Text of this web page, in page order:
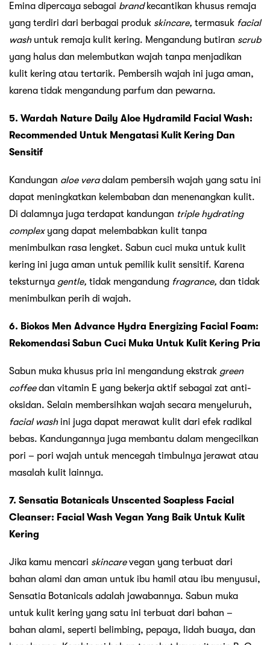
Emina dipercaya sebagai brand kecantikan khusus remaja
yang terdiri dari berbagai produk skincare, termasuk facial
washuntuk remaja kulit kering. Mengandung butiran scrub
yang halus dan melembutkan wajah tanpa menjadikan
kulit kering atau tertarik. Pembersih wajah ini juga aman,
karena tidak mengandung parfum dan pewarna.
5. Wardah Nature Daily Aloe Hydramild Facial Wash:
Recommended Untuk Mengatasi Kulit Kering Dan
Sensitif
Kandungan aloe veradalam pembersih wajah yang satu ini
dapat meningkatkan kelembaban dan menenangkan kulit.
Di dalamnya juga terdapat kandungan triple hydrating
complex yang dapat melembabkan kulit tanpa
menimbulkan rasa lengket. Sabun cuci muka untuk kulit
kering ini juga aman untuk pemilik kulit sensitif. Karena
teksturnya gentle, tidak mengandung fragrance, dan tidak
menimbulkan perih di wajah.
6. Biokos Men Advance Hydra Energizing Facial Foam:
Rekomendasi Sabun Cuci Muka Untuk Kulit Kering Pria
Sabun muka khusus pria ini mengandung ekstrak green
coffeedan vitamin E yang bekerja aktif sebagai zat anti-
oksidan. Selain membersihkan wajah secara menyeluruh,
facial washini juga dapat merawat kulit dari efek radikal
bebas. Kandungannya juga membantu dalam mengecilkan
pori – pori wajah untuk mencegah timbulnya jerawat atau
masalah kulit lainnya.
7. Sensatia Botanicals Unscented Soapless Facial
Cleanser: Facial Wash Vegan Yang Baik Untuk Kulit
Kering
Jika kamu mencari skincarevegan yang terbuat dari
bahan alami dan aman untuk ibu hamil atau ibu menyusui,
Sensatia Botanicals adalah jawabannya. Sabun muka
untuk kulit kering yang satu ini terbuat dari bahan –
bahan alami, seperti belimbing, pepaya, lidah buaya, dan